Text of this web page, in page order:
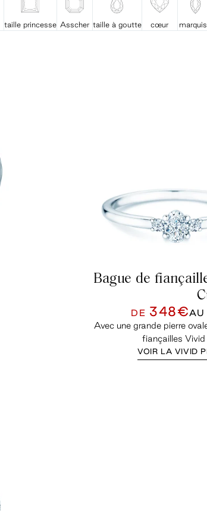
taille princesse Asscher taille à goutte cœur
Bague de
DE 348€AU
Avec une grande pierre
fiançailles
VOIR LA VIVID